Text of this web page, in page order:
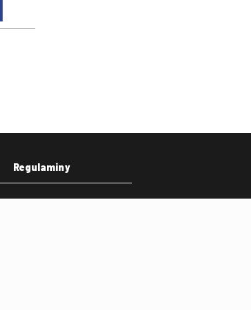
Regulaminy